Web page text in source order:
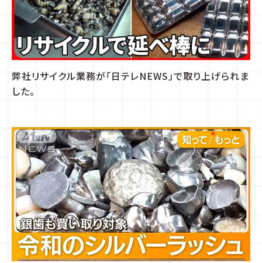
弊社リサイクル業務が「日テレNEWS」で取り上げられま
した。